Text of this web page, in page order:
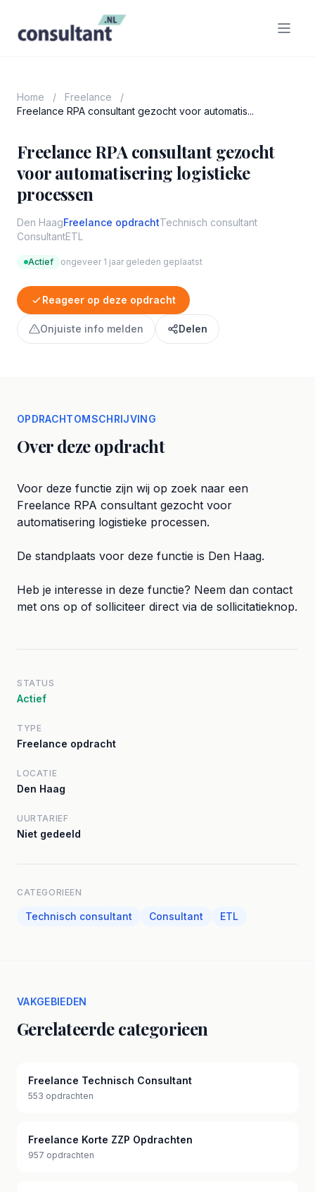
Home / Freelance
/
Freelance RPA consultant gezocht voor automatis...
Freelance RPA consultant gezocht
voor automatisering logistieke
processen
Den HaagFreelance opdrachtTechnisch consultant
ConsultantETL
Actief ongeveer 1 jaar geleden geplaatst
Reageer op deze opdracht
Onjuiste info melden Delen
OPDRACHTOMSCHRIJVING
Over deze opdracht
Voor deze functie zijn wij op zoek naar een
Freelance RPA consultant gezocht voor
automatisering logistieke processen.
De standplaats voor deze functie is Den Haag.
Heb je interesse in deze functie? Neem dan contact
met ons op of solliciteer direct via de sollicitatieknop.
STATUS
Actief
TYPE
Freelance opdracht
LOCATIE
Den Haag
UURTARIEF
Niet gedeeld
CATEGORIEEN
Technisch consultant Consultant ETL
VAKGEBIEDEN
Gerelateerde categorieen
Freelance Technisch Consultant
553 opdrachten
Freelance Korte ZZP Opdrachten
957 opdrachten